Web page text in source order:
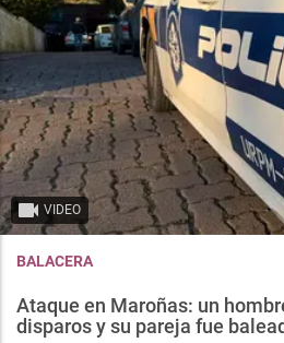
VIDEO
BALACERA
Ataque en Maroñas: un
disparos y su pareja fue